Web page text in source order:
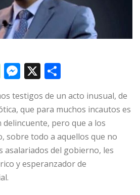
W
at
s
A
p
p
M
e
ss
e
n
g
e
X
m
p
ar
ti
r
testigos de un acto inusual, de
que para muchos incautos es
pero que a los
sobre todo a aquellos que no
asalariados del gobierno, les
y esperanzador de